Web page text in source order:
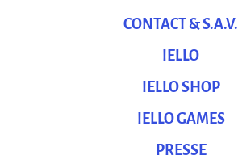
CONTACT & S.A.V.
IELLO
IELLO SHOP
IELLO GAMES
PRESSE